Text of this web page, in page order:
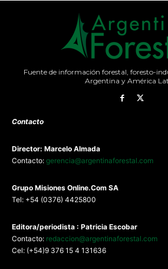
Fuente de información forestal, foresto-
Argentina y América
Contacto
Director: Marcelo Almada
Contacto: gerencia@argentinaforestal.com
Grupo Misiones Online.Com SA
Tel: +54 (0376) 4425800
Editora/periodista : Patricia Escobar
Contacto: redaccion@argentinaforestal.com
Cel: (+54)9 376 15 4 131636